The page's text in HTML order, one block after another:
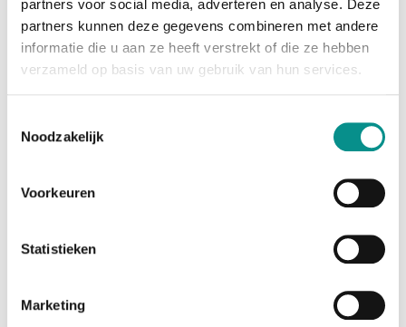
partners voor social media, adverteren en analyse. Deze
partners kunnen deze gegevens combineren met andere
informatie die u aan ze heeft verstrekt of die ze hebben
verzameld op basis van uw gebruik van hun services.
Noodzakelijk
Voorkeuren
Statistieken
Marketing
Specificaties
Thunderbolt
Linux Kernel v. 2.6.31 or later